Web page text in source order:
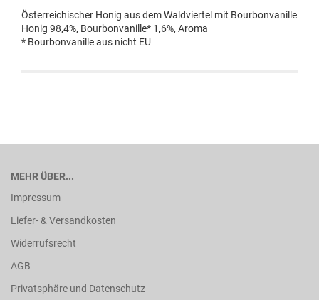
Österreichischer Honig aus dem Waldviertel mit Bourbonvanille
Honig 98,4%, Bourbonvanille* 1,6%, Aroma
* Bourbonvanille aus nicht EU
MEHR ÜBER...
Impressum
Liefer- & Versandkosten
Widerrufsrecht
AGB
Privatsphäre und Datenschutz